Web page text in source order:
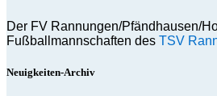
Der FV Rannungen/Pfändhausen/
Fußballmannschaften des TSV
Neuigkeiten-Archiv